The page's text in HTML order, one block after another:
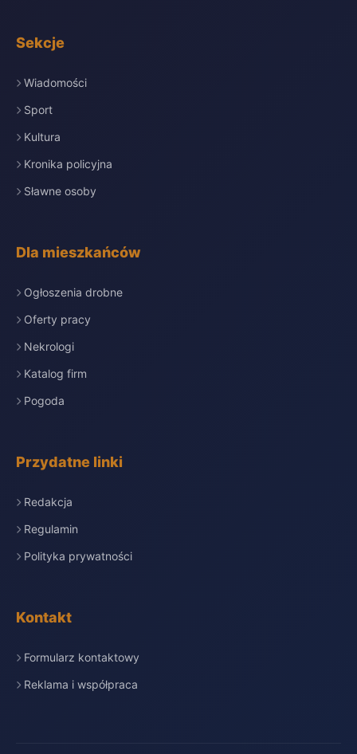
Sekcje
Wiadomości
Sport
Kultura
Kronika policyjna
Sławne osoby
Dla mieszkańców
Ogłoszenia drobne
Oferty pracy
Nekrologi
Katalog firm
Pogoda
Przydatne linki
Redakcja
Regulamin
Polityka prywatności
Kontakt
Formularz kontaktowy
Reklama i współpraca